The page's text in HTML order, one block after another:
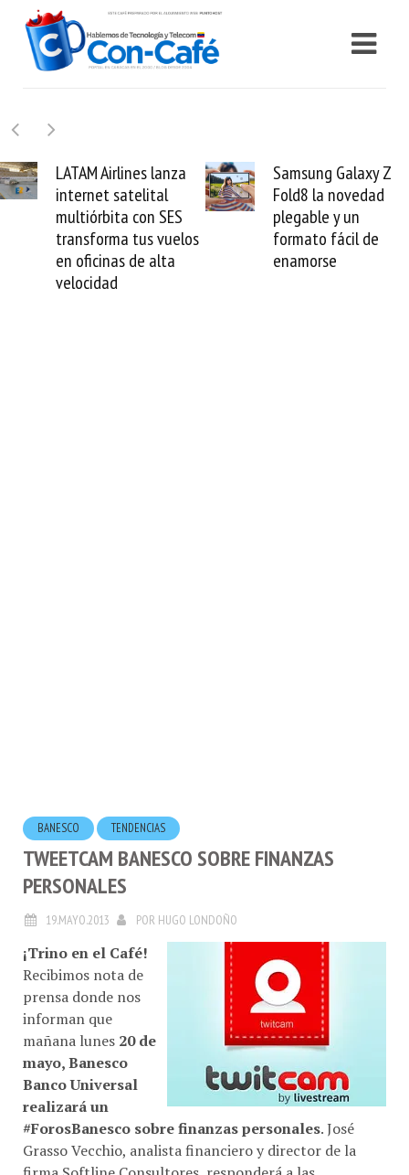
lanza
vuelos
Samsung Galaxy Z
Fold8 la novedad
plegable y un
formato fácil de
enamorse
Cashea
millones
valida el
BANESCO TENDENCIAS
TWEETCAM BANESCO SOBRE FINANZAS
PERSONALES
Recibimos nota de
prensa donde nos
informan que
mañana lunes
mayo, Banesco
Banco Universal
realizará un
#ForosBanesco sobre finanzas personales
Grasso Vecchio, analista financiero y director de la
firma Softline Consultores, responderá a las